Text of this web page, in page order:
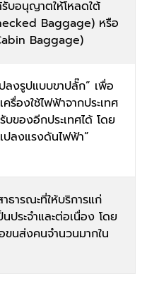
บอนุญาตให้โหลดใต้
Baggage) หรือ
Baggage)
งรูปแบบขาปลั๊ก” เพื่อ
ครื่องใช้ไฟฟ้าจากประเทศ
บของอีกประเทศได้ โดย
ปลงแรงดันไฟฟ้า”
ธารณะที่ให้บริการแก่
นประจำและต่อเนื่อง โดย
ขนส่งคนจำนวนมากใน